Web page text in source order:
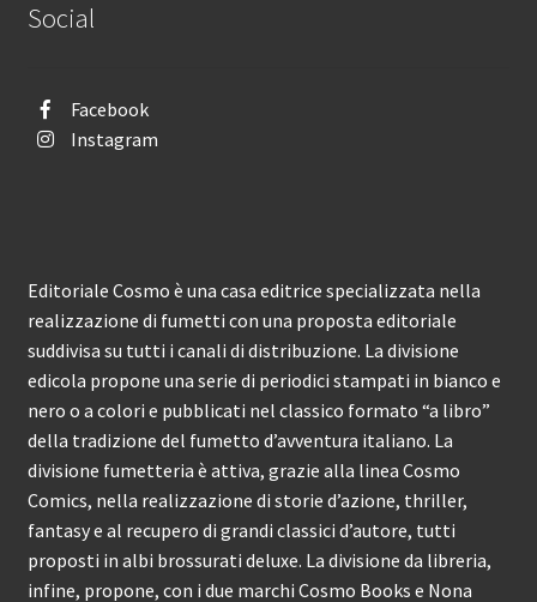
Social
Facebook
Instagram
Editoriale Cosmo è una casa editrice specializzata nella
realizzazione di fumetti con una proposta editoriale
suddivisa su tutti i canali di distribuzione. La divisione
edicola propone una serie di periodici stampati in bianco e
nero o a colori e pubblicati nel classico formato “a libro”
della tradizione del fumetto d’avventura italiano. La
divisione fumetteria è attiva, grazie alla linea Cosmo
Comics, nella realizzazione di storie d’azione, thriller,
fantasy e al recupero di grandi classici d’autore, tutti
proposti in albi brossurati deluxe. La divisione da libreria,
infine, propone, con i due marchi Cosmo Books e Nona